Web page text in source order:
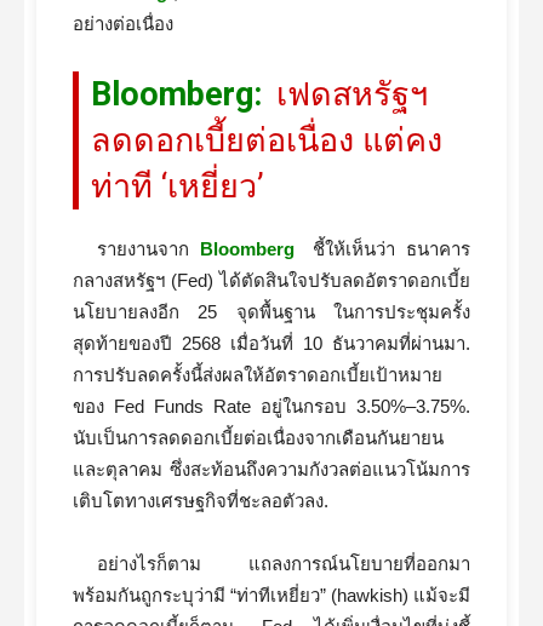
อย่างต่อเนื่อง
Bloomberg: เฟดสหรัฐฯ
ลดดอกเบี้ยต่อเนื่อง แต่คง
ท่าที ‘เหยี่ยว’
รายงานจาก Bloomberg
ชี้ให้เห็นว่า ธนาคาร
กลางสหรัฐฯ (Fed) ได้ตัดสินใจปรับลดอัตราดอกเบี้ย
นโยบายลงอีก 25 จุดพื้นฐาน ในการประชุมครั้ง
สุดท้ายของปี 2568 เมื่อวันที่ 10 ธันวาคมที่ผ่านมา.
การปรับลดครั้งนี้ส่งผลให้อัตราดอกเบี้ยเป้าหมาย
ของ Fed Funds Rate อยู่ในกรอบ 3.50%–3.75%.
นับเป็นการลดดอกเบี้ยต่อเนื่องจากเดือนกันยายน
และตุลาคม ซึ่งสะท้อนถึงความกังวลต่อแนวโน้มการ
เติบโตทางเศรษฐกิจที่ชะลอตัวลง.
อย่างไรก็ตาม แถลงการณ์นโยบายที่ออกมา
พร้อมกันถูกระบุว่ามี “ท่าทีเหยี่ยว” (hawkish) แม้จะมี